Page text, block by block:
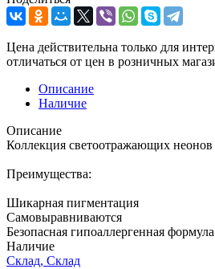
Цена действительна только для
отличаться от цен в розничных
Описание
Наличие
Описание
Коллекция светоотражающих
Преимущества:
Шикарная пигментация
Самовыравниваются
Безопасная гипоаллергенная
Наличие
Склад, Склад